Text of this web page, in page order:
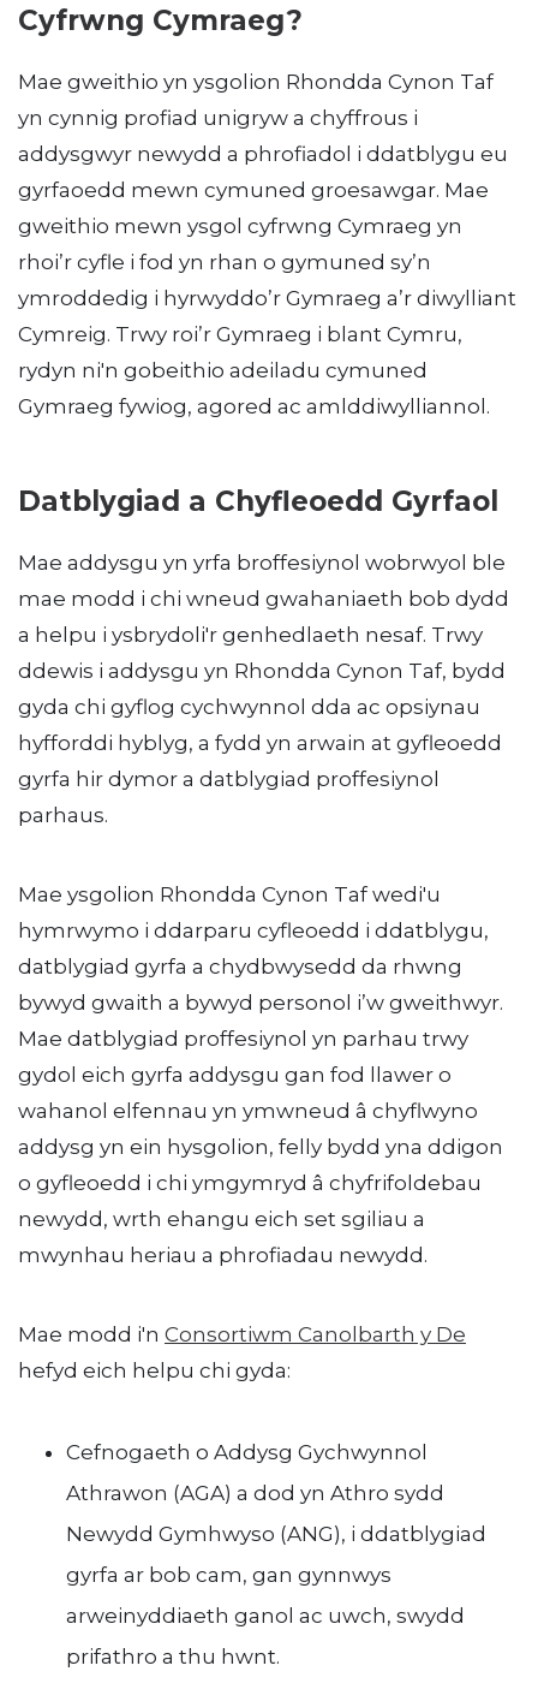
Cyfrwng Cymraeg?
Mae gweithio yn ysgolion Rhondda Cynon Taf
yn cynnig profiad unigryw a chyffrous i
addysgwyr newydd a phrofiadol i ddatblygu eu
gyrfaoedd mewn cymuned groesawgar. Mae
gweithio mewn ysgol cyfrwng Cymraeg yn
rhoi’r cyfle i fod yn rhan o gymuned sy’n
ymroddedig i hyrwyddo’r Gymraeg a’r diwylliant
Cymreig. Trwy roi’r Gymraeg i blant Cymru,
rydyn ni'n gobeithio adeiladu cymuned
Gymraeg fywiog, agored ac amlddiwylliannol.
Datblygiad a Chyfleoedd Gyrfaol
Mae addysgu yn yrfa broffesiynol wobrwyol ble
mae modd i chi wneud gwahaniaeth bob dydd
a helpu i ysbrydoli'r genhedlaeth nesaf. Trwy
ddewis i addysgu yn Rhondda Cynon Taf, bydd
gyda chi gyflog cychwynnol dda ac opsiynau
hyfforddi hyblyg, a fydd yn arwain at gyfleoedd
gyrfa hir dymor a datblygiad proffesiynol
parhaus.
Mae ysgolion Rhondda Cynon Taf wedi'u
hymrwymo i ddarparu cyfleoedd i ddatblygu,
datblygiad gyrfa a chydbwysedd da rhwng
bywyd gwaith a bywyd personol i’w gweithwyr.
Mae datblygiad proffesiynol yn parhau trwy
gydol eich gyrfa addysgu gan fod llawer o
wahanol elfennau yn ymwneud â chyflwyno
addysg yn ein hysgolion, felly bydd yna ddigon
o gyfleoedd i chi ymgymryd â chyfrifoldebau
newydd, wrth ehangu eich set sgiliau a
mwynhau heriau a phrofiadau newydd.
Mae modd i'n Consortiwm Canolbarth y De
hefyd eich helpu chi gyda:
Cefnogaeth o Addysg Gychwynnol
Athrawon (AGA) a dod yn Athro sydd
Newydd Gymhwyso (ANG), i ddatblygiad
gyrfa ar bob cam, gan gynnwys
arweinyddiaeth ganol ac uwch, swydd
prifathro a thu hwnt.